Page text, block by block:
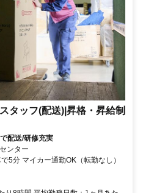
タッフ(配送)|昇格・昇給制
配送/研修充実
ンター
5分 マイカー通勤OK（転勤なし）